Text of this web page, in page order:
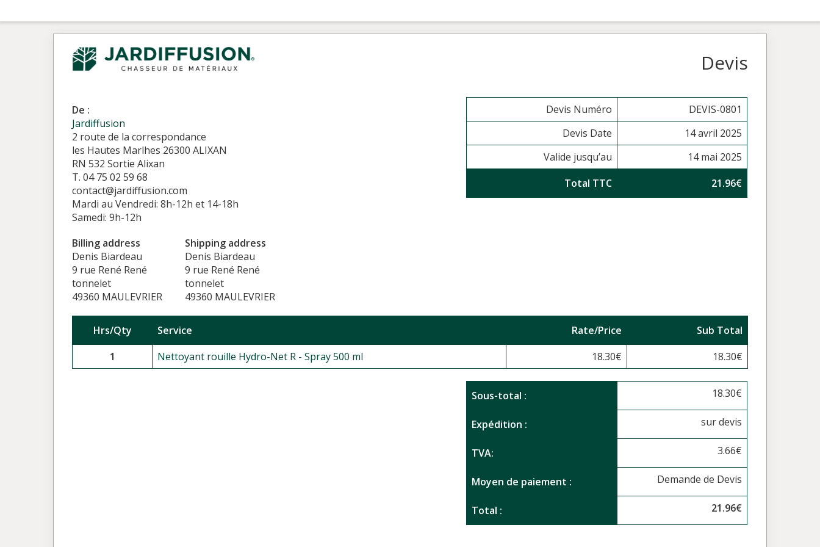
Devis
De :
Jardiffusion
2 route de la correspondance
les Hautes Marlhes 26300 ALIXAN
RN 532 Sortie Alixan
T. 04 75 02 59 68
contact@jardiffusion.com
Mardi au Vendredi: 8h-12h et 14-18h
Samedi: 9h-12h
Devis Numéro
DEVIS-0801
Devis Date
14 avril 2025
Valide jusqu’au
14 mai 2025
Total TTC
21.96€
Billing address
Denis Biardeau
9 rue René René
tonnelet
49360 MAULEVRIER
Shipping address
Denis Biardeau
9 rue René René
tonnelet
49360 MAULEVRIER
Hrs/Qty Service Rate/Price
Sub Total
1
Nettoyant rouille Hydro-Net R - Spray 500 ml 18.30€ 18.30€
Sous-total : 18.30€
Expédition : sur devis
TVA: 3.66€
Moyen de paiement : Demande de Devis
Total : 21.96€